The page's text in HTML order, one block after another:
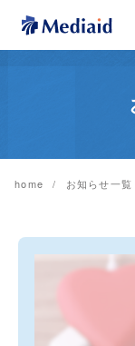
home お知らせ一覧